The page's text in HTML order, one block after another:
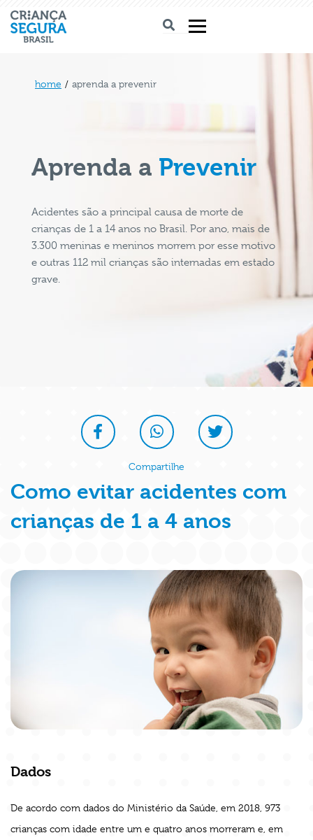
home / aprenda a prevenir
Aprenda a Prevenir
Acidentes são a principal causa de morte de
crianças de 1 a 14 anos no Brasil. Por ano, mais de
3.300 meninas e meninos morrem por esse motivo
e outras 112 mil crianças são internadas em estado
grave.
Compartilhe
Como evitar acidentes com
crianças de 1 a 4 anos
Dados
De acordo com dados do Ministério da Saúde, em 2018, 973
crianças com idade entre um e quatro anos morreram e, em